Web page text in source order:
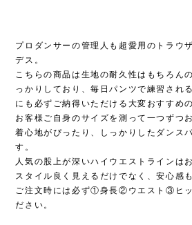
プロダンサーの管理人も超愛用のトラウ
デス。
こちらの商品は生地の耐久性はもちろん
っかりしており、毎日パンツで練習され
にも必ずご納得いただける大変おすすめ
お客様ご自身のサイズを測って一つずつ
着心地がぴったり、しっかりしたダンス
す。
人気の股上が深いハイウエストラインは
スタイル良く見えるだけでなく、安心感
ご注文時には必ず①身長②ウエスト③ヒッ
ださい。